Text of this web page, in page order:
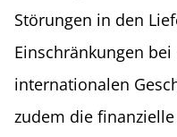
Störungen in den
Einschränkungen
internationalen
zudem die